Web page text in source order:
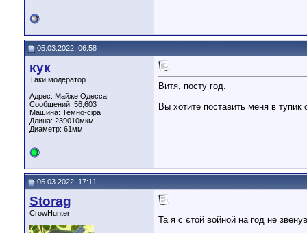
05.03.2022, 06:58
кук
Таки модератор
Адрес: Майже Одесса
Сообщений: 56,603
Машина: Темно-сіра
Длина: 239010мкм
Диаметр: 61мм
Витя, посту год.
Вы хотите поставить меня в
05.03.2022, 17:11
Storag
CrowHunter
Та я с єтой войной на год не